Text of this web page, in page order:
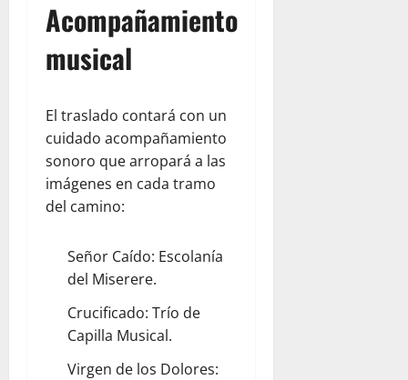
Acompañamiento
musical
El traslado contará con un
cuidado acompañamiento
sonoro que arropará a las
imágenes en cada tramo
del camino:
Señor Caído: Escolanía
del Miserere.
Crucificado: Trío de
Capilla Musical.
Virgen de los Dolores: